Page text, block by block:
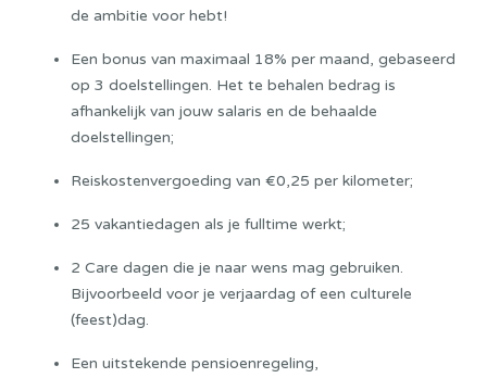
de ambitie voor hebt!
Een bonus van maximaal 18% per maand, gebaseerd
op 3 doelstellingen. Het te behalen bedrag is
afhankelijk van jouw salaris en de behaalde
doelstellingen;
Reiskostenvergoeding van €0,25 per kilometer;
25 vakantiedagen als je fulltime werkt;
2 Care dagen die je naar wens mag gebruiken.
Bijvoorbeeld voor je verjaardag of een culturele
(feest)dag.
Een uitstekende pensioenregeling,